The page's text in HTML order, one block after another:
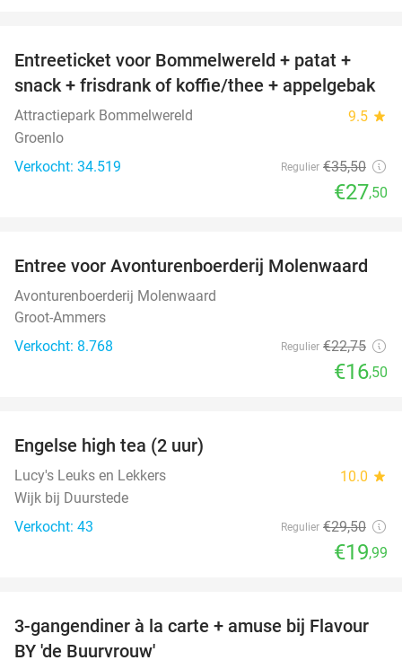
23%
Entreeticket voor Bommelwereld + patat +
snack + frisdrank of koffie/thee + appelgebak
Attractiepark Bommelwereld 9.5 star
Groenlo
Verkocht: 34.519
Regulier €35,50
€27,50
27%
Entree voor Avonturenboerderij Molenwaard
Avonturenboerderij Molenwaard
Groot-Ammers
Verkocht: 8.768
Regulier €22,75
€16,50
Engelse high tea (2 uur)
Lucy's Leuks en Lekkers 10.0 star
Wijk bij Duurstede
Verkocht: 43
Regulier €29,50
€19,99
38%
3-gangendiner à la carte + amuse bij Flavour
BY 'de Buurvrouw'